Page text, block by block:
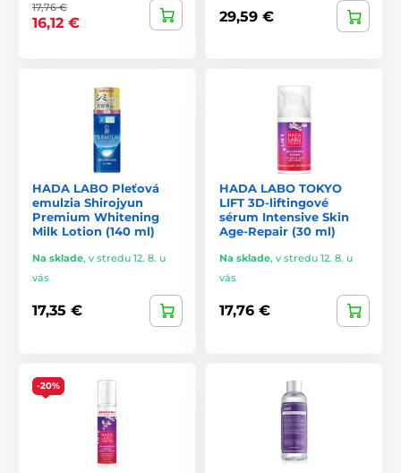
17,76 €
16,12 € 29,59 €
HADA LABO Pleťová
emulzia Shirojyun
Premium Whitening
Milk Lotion (140 ml)
Na sklade, v stredu 12. 8. u
vás
17,35 €
HADA LABO TOKYO
LIFT 3D-liftingové
sérum Intensive Skin
Age-Repair (30 ml)
Na sklade, v stredu 12. 8. u
vás
17,76 €
-20%